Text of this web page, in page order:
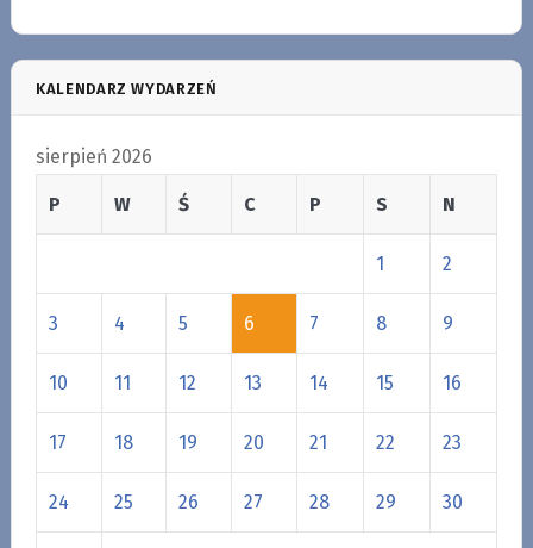
KALENDARZ WYDARZEŃ
sierpień 2026
P W Ś C P S N
1 2
3 4 5 6 7 8 9
10 11 12 13 14 15 16
17 18 19 20 21 22 23
24 25 26 27 28 29 30